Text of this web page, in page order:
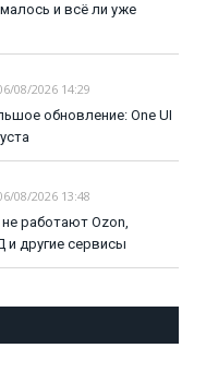
и всё ли уже
08/2026 14:29
обновление: One UI
08/2026 13:48
не работают Ozon,
и другие сервисы